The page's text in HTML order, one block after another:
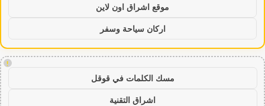
موقع اشراق اون لاين
اركان سياحة وسفر
!
مسك الكلمات في قوقل
اشراق التقنية